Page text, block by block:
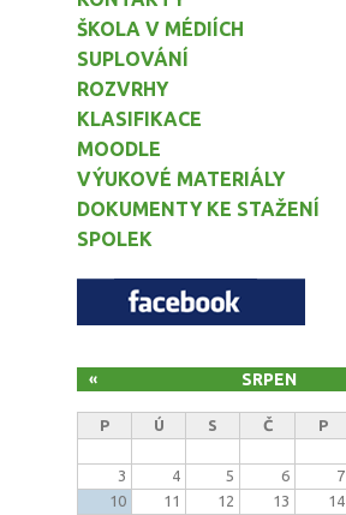
ŠKOLA V MÉDIÍCH
SUPLOVÁNÍ
ROZVRHY
KLASIFIKACE
MOODLE
VÝUKOVÉ MATERIÁLY
DOKUMENTY KE STAŽENÍ
SPOLEK
SRPEN
«
P Ú S Č P
3
4 5 6 7
10
11 12 13 14